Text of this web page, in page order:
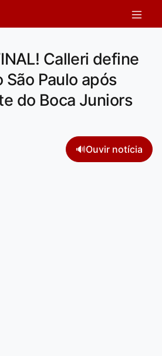
Calleri define
Paulo após
do Boca Juniors
🔊Ouvir notícia